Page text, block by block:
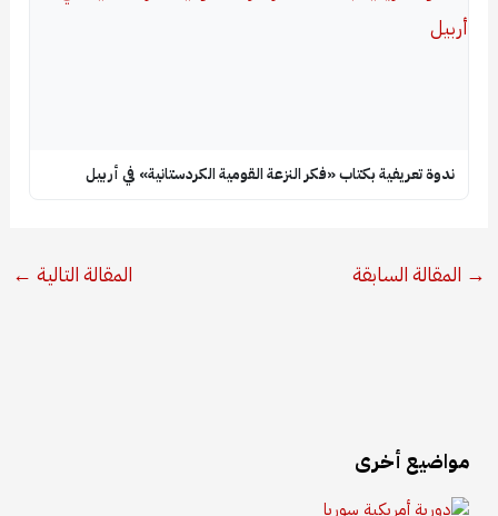
ندوة تعريفية بكتاب «فكر النزعة القومية الكردستانية» في أربيل
→ المقالة السابقة المقالة التالية ←
مواضيع أخرى